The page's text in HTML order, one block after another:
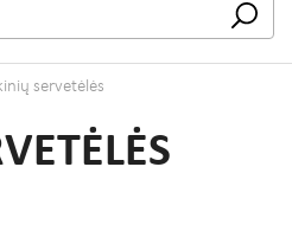
servetėlės